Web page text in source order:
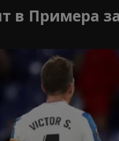
в Примера